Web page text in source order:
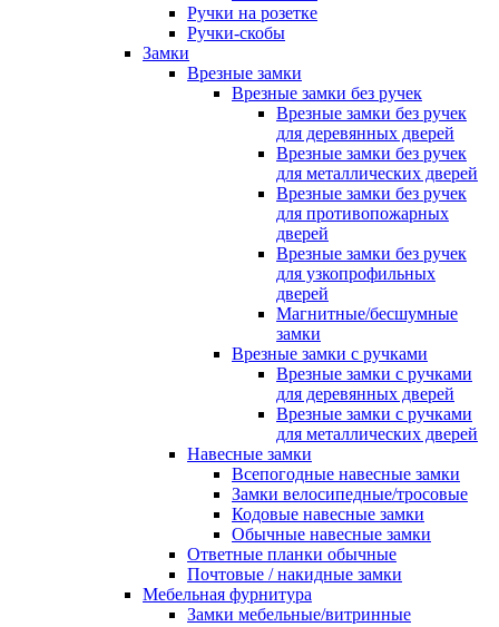
Ручки на розетке
Ручки-скобы
Замки
Врезные замки
Врезные замки без ручек
Врезные замки без ручек
для деревянных дверей
Врезные замки без ручек
для металлических дверей
Врезные замки без ручек
для противопожарных
дверей
Врезные замки без ручек
для узкопрофильных
дверей
Магнитные/бесшумные
замки
Врезные замки с ручками
Врезные замки с ручками
для деревянных дверей
Врезные замки с ручками
для металлических дверей
Навесные замки
Всепогодные навесные замки
Замки велосипедные/тросовые
Кодовые навесные замки
Обычные навесные замки
Ответные планки обычные
Почтовые / накидные замки
Мебельная фурнитура
Замки мебельные/витринные